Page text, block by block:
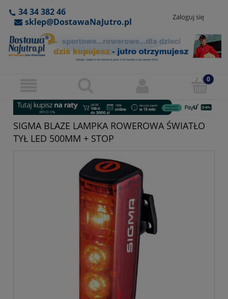
34 34 382 46
sklep@DostawaNaJutro.pl
Zaloguj się
SIGMA BLAZE LAMPKA ROWEROWA ŚWIATŁO
TYŁ LED 500MM + STOP